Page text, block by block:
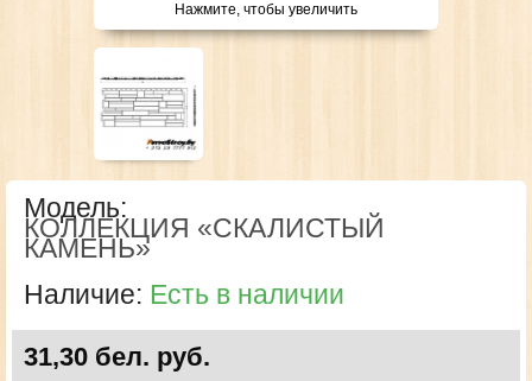
Нажмите, чтобы увеличить
Модель:
КОЛЛЕКЦИЯ «СКАЛИСТЫЙ
КАМЕНЬ»
Наличие: Есть в наличии
31,30 бел. руб.